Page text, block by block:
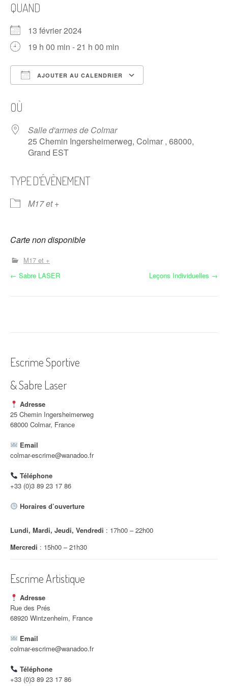
QUAND
13 février 2024
19 h 00 min - 21 h 00 min
AJOUTER AU CALENDRIER
OÙ
Salle d'armes de Colmar
25 Chemin Ingersheimerweg, Colmar , 68000,
Grand EST
TYPE D’ÉVÈNEMENT
M17 et +
Carte non disponible
M17 et +
N
g
a
t
i
o
n
d
'
a
t
i
c
l
e
← Sabre LASER Leçons Individuelles →
Escrime Sportive
& Sabre Laser
Adresse
25 Chemin Ingersheimerweg
68000 Colmar, France
Email
colmar-escrime@wanadoo.fr
Téléphone
+33 (0)3 89 23 17 86
Horaires d’ouverture
Lundi, Mardi, Jeudi, Vendredi : 17h00 – 22h00
Mercredi : 15h00 – 21h30
Escrime Artistique
Adresse
Rue des Prés
68920 Wintzenheim, France
Email
colmar-escrime@wanadoo.fr
Téléphone
+33 (0)3 89 23 17 86